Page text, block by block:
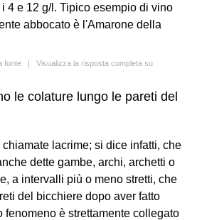
4 e 12 g/l. Tipico esempio di vino
abbocato è l'Amarone della
fonte | Visualizza la risposta completa su
le colature lungo le pareti del
lacrime; si dice infatti, che
dette gambe, archi, archetti o
a intervalli più o meno stretti, che
del bicchiere dopo aver fatto
fenomeno è strettamente collegato